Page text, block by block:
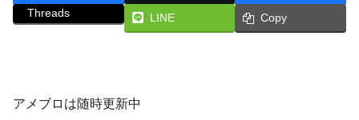
Threads
LINE Copy
アメブロは随時更新中